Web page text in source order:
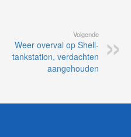
Volgende
Weer overval op Shell-
tankstation, verdachten
aangehouden